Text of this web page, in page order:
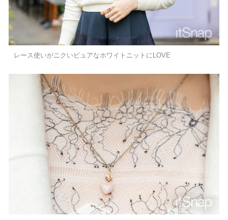
レース使いがニクいピュアなホワイトニットにLOVE